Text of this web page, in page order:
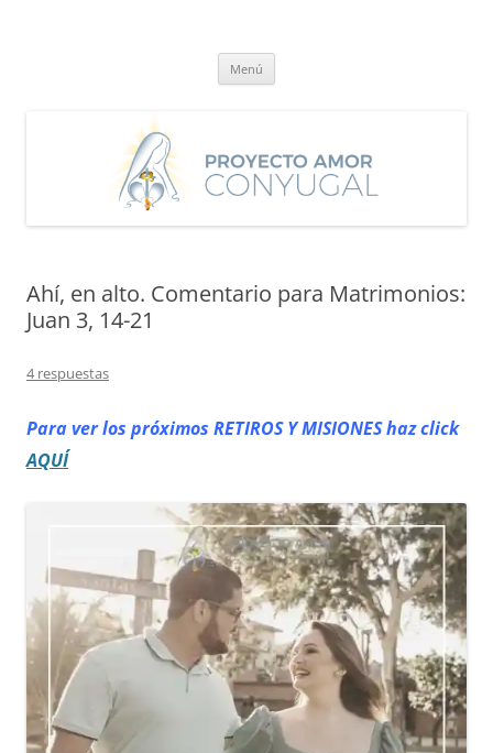
Menú
Ahí, en alto. Comentario para Matrimonios:
Juan 3, 14-21
4 respuestas
Para ver los próximos RETIROSY MISIONES haz click
AQUÍ